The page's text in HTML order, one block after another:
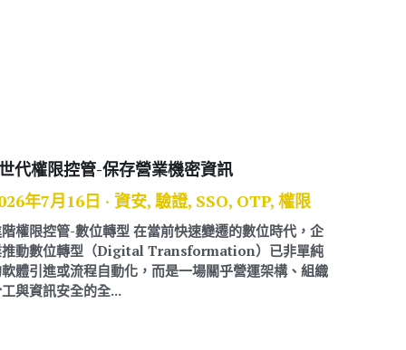
代權限控管-保存營業機密資訊
年7月16日 · 資安, 驗證, SSO, OTP, 權限
權限控管-數位轉型 在當前快速變遷的數位時代，企
動數位轉型（Digital Transformation）已非單純
體引進或流程自動化，而是一場關乎營運架構、組織
與資訊安全的全...